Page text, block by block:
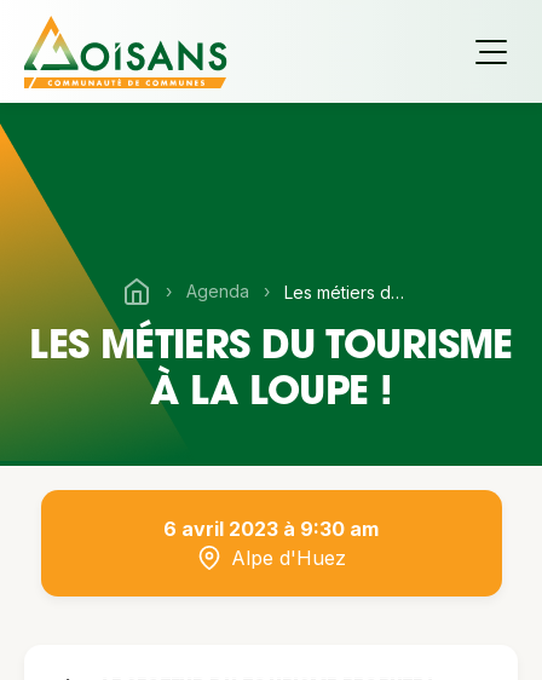
› Agenda › Les métiers du tourisme à la loupe !
LES MÉTIERS DU TOURISME
À LA LOUPE !
6 avril 2023 à 9:30 am
Alpe d'Huez